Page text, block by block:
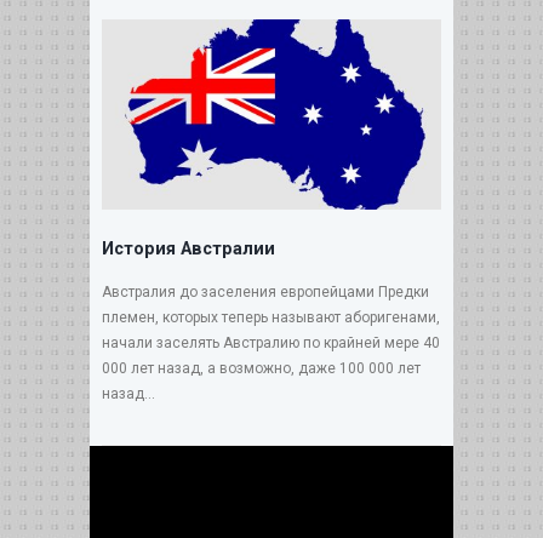
История Австралии
Австралия до заселения европейцами Предки
племен, которых теперь называют аборигенами,
начали заселять Австралию по крайней мере 40
000 лет назад, а возможно, даже 100 000 лет
назад...